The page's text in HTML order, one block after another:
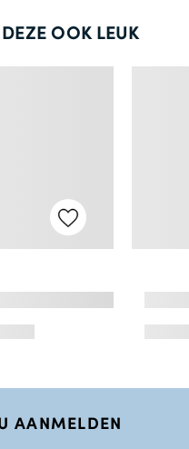
OOK LEUK
AANMELDEN